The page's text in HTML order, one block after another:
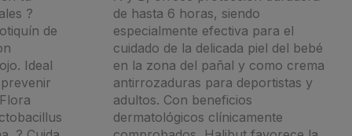
?
de
Ideal
de hasta 6 horas, siendo
especialmente efectiva para el
cuidado de la delicada piel del bebé
en la zona del pañal y como crema
antirrozaduras para deportistas y
adultos. Con beneficios
dermatológicos clínicamente